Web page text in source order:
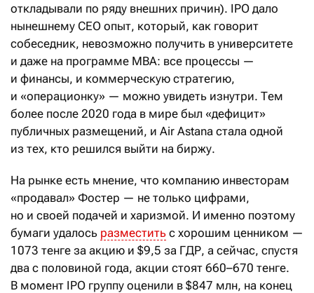
откладывали по ряду внешних причин). IPO дало
нынешнему CEO опыт, который, как говорит
собеседник, невозможно получить в университете
и даже на программе MBA: все процессы —
и финансы, и коммерческую стратегию,
и «операционку» — можно увидеть изнутри. Тем
более после 2020 года в мире был «дефицит»
публичных размещений, и Air Astana стала одной
из тех, кто решился выйти на биржу.
На рынке есть мнение, что компанию инвесторам
«продавал» Фостер — не только цифрами,
но и своей подачей и харизмой. И именно поэтому
бумаги удалось разместить с хорошим ценником —
1073 тенге за акцию и $9,5 за ГДР, а сейчас, спустя
два с половиной года, акции стоят 660–670 тенге.
В момент IPO группу оценили в $847 млн, на конец